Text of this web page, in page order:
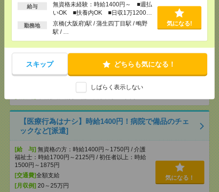
給与
無資格未経験：時給1400円～ ■週払
いOK ■扶養内OK ■日収1万1200円
以上
勤務地
京橋(大阪府)駅 / 蒲生四丁目駅 / 鴫野
駅 / …
気になる!
スキップ どちらも気になる！
しばらく表示しない
[交通費]交通費全額支給
天王寺駅/大阪上本町駅/ 鶴橋駅/…
気になる！
説明会参加で全員に【現金2千円相当プレゼント】生
活のお手伝い[派遣]
[給 与]無資格未経験：時給1400円～ ■週払い
OK ■扶養内OK ■日収1万1200円以上
【医療行為はナシ】時給1400円！病院で備品のチェ
ックなど[派遣]
[給 与] 無資格の方：時給1400円～1750円 / 介護
福祉士：時給1700円～2125円 / 初任者以上：時給
1500円～1875円
[交通費]全額支給
[月収例] 20～25万円
気になる！